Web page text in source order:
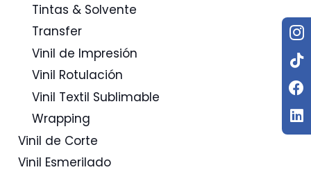
Tintas & Solvente
Transfer
Vinil de Impresión
Vinil Rotulación
Vinil Textil Sublimable
Wrapping
Vinil de Corte
Vinil Esmerilado